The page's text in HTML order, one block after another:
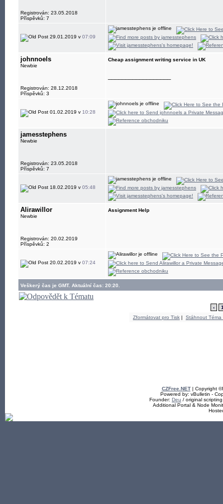
Registrován: 23.05.2018
Příspěvků: 7
29.01.2019 v 07:09
johnnoels
Newbie
Registrován: 28.12.2018
Příspěvků: 3
Cheap assignment writing service in UK
01.02.2019 v 10:28
jamesstephens
Newbie
Registrován: 23.05.2018
Příspěvků: 7
18.02.2019 v 05:48
Alirawillor
Newbie
Registrován: 20.02.2019
Příspěvků: 2
Assignment Help
20.02.2019 v 07:24
Veškerý čas je GMT. Aktuální čas: 20:20.
‹
Zformátovat pro Tisk | Stáhnout Téma
CZFree.NET| Copyright
Powered by: vBulletin -
Founder: Deu / original
Additional Portal & Node